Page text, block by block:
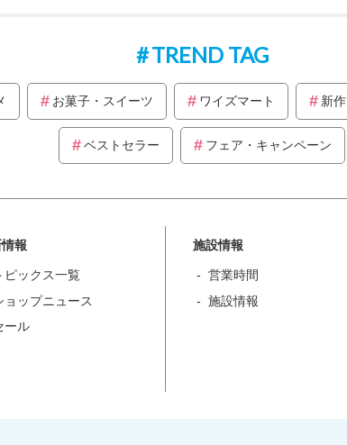
TREND TAG
お菓子・スイーツ ワイズマート 新作
ベストセラー フェア・キャンペーン
報
ピックス一覧
ョップニュース
ール
施設情報
営業時間
施設情報